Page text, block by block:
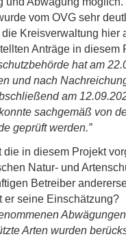
vom OVG sehr
Kreisverwaltung hier
Anträge in diesem
hat am
und nach
am
sachgemäß von
geprüft werden.”
die in diesem Projekt
Natur- und
Betreiber
er seine Einschätzung?
Arten wurden